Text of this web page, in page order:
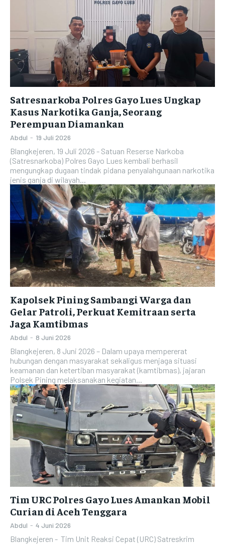
Satresnarkoba Polres Gayo Lues Ungkap
Kasus Narkotika Ganja, Seorang
Perempuan Diamankan
Abdul - 19 Juli 2026
Blangkejeren, 19 Juli 2026 - Satuan Reserse Narkoba
(Satresnarkoba) Polres Gayo Lues kembali berhasil
mengungkap dugaan tindak pidana penyalahgunaan narkotika
jenis ganja di wilayah...
Kapolsek Pining Sambangi Warga dan
Gelar Patroli, Perkuat Kemitraan serta
Jaga Kamtibmas
Abdul - 8 Juni 2026
Blangkejeren, 8 Juni 2026 – Dalam upaya mempererat
hubungan dengan masyarakat sekaligus menjaga situasi
keamanan dan ketertiban masyarakat (kamtibmas), jajaran
Polsek Pining melaksanakan kegiatan...
Tim URC Polres Gayo Lues Amankan Mobil
Curian di Aceh Tenggara
Abdul - 4 Juni 2026
Blangkejeren - Tim Unit Reaksi Cepat (URC) Satreskrim